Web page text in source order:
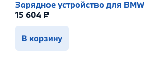
Зарядное устройство для BMW
15 604 ₽
В корзину